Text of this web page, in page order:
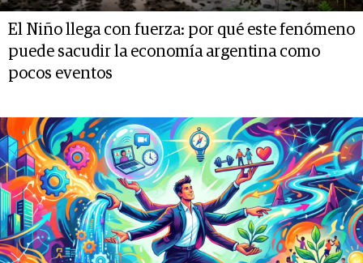
El Niño llega con fuerza: por qué este fenómeno
puede sacudir la economía argentina como
pocos eventos